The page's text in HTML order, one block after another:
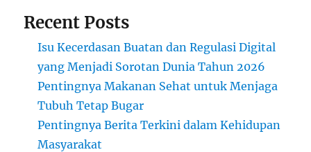
Recent Posts
Isu Kecerdasan Buatan dan Regulasi Digital
yang Menjadi Sorotan Dunia Tahun 2026
Pentingnya Makanan Sehat untuk Menjaga
Tubuh Tetap Bugar
Pentingnya Berita Terkini dalam Kehidupan
Masyarakat